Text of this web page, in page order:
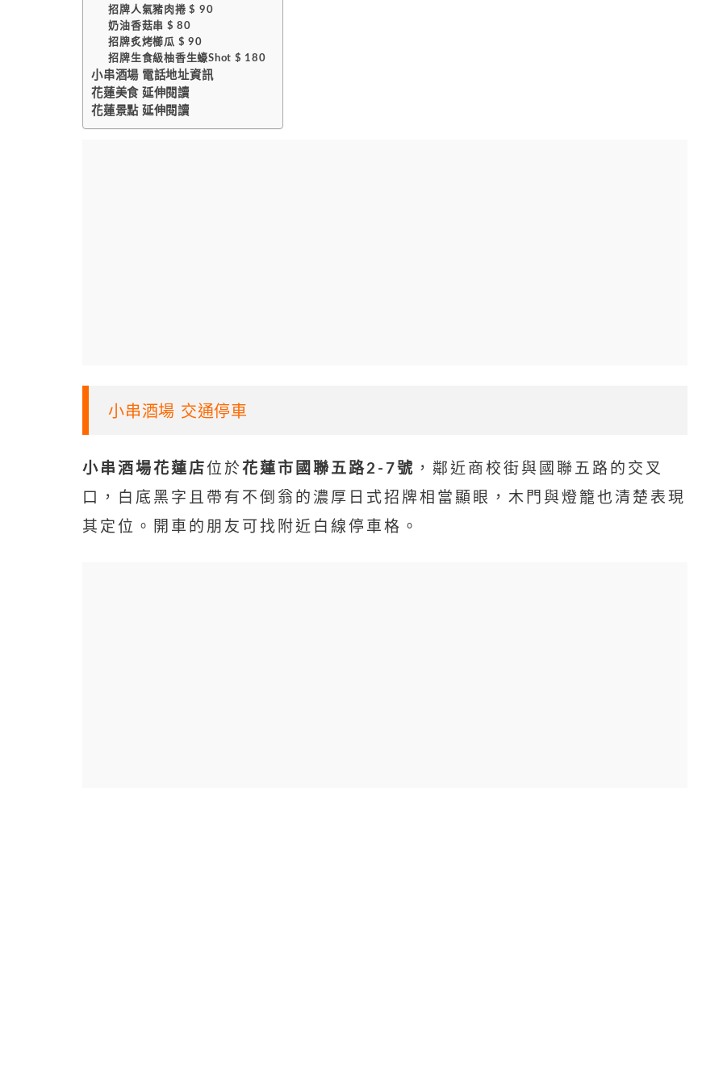
招牌人氣豬肉捲 $ 90
奶油香菇串 $ 80
招牌炙烤櫛瓜 $ 90
招牌生食級柚香生蠔Shot $ 180
小串酒場 電話地址資訊
花蓮美食 延伸閱讀
花蓮景點 延伸閱讀
小串酒場 交通停車
小串酒場花蓮店位於花蓮市國聯五路2-7號 ，鄰近商校街與國聯五路的交叉
口，白底黑字且帶有不倒翁的濃厚日式招牌相當顯眼，木門與燈籠也清楚表現
其定位。開車的朋友可找附近白線停車格。